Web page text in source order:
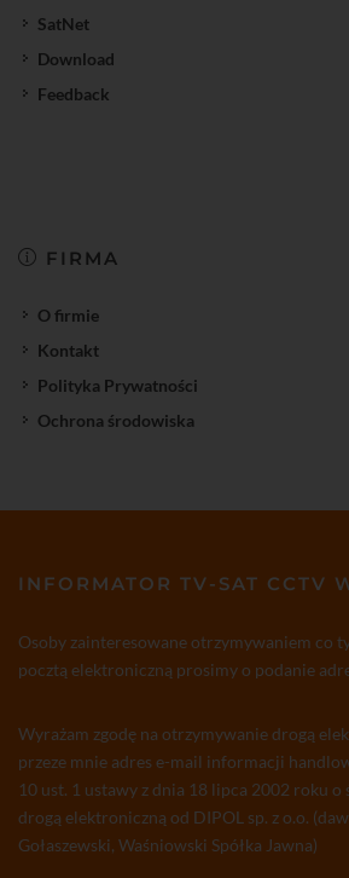
SatNet
Download
Feedback
FIRMA
O firmie
Kontakt
Polityka Prywatności
Ochrona środowiska
INFORMATOR TV-SAT CCTV
Osoby zainteresowane otrzymywaniem co
pocztą elektroniczną prosimy o podanie
Wyrażam zgodę na otrzymywanie drogą
przeze mnie adres e-mail informacji
10 ust. 1 ustawy z dnia 18 lipca 2002 roku o
drogą elektroniczną od DIPOL sp. z o.o.
Gołaszewski, Waśniowski Spółka Jawna)